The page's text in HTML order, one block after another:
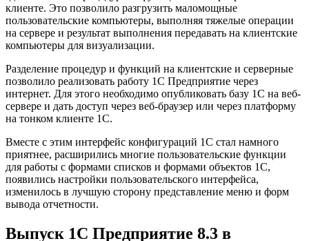
клиенте. Это позволило разгрузить маломощные
пользовательские компьютеры, выполняя тяжелые операции
на сервере и результат выполнения передавать на клиентские
компьютеры для визуализации.
Разделение процедур и функций на клиентские и серверные
позволило реализовать работу 1С Предприятие через
интернет. Для этого необходимо опубликовать базу 1С на веб-
сервере и дать доступ через веб-браузер или через платформу
на тонком клиенте 1С.
Вместе с этим интерфейс конфигураций 1С стал намного
приятнее, расширились многие пользовательские функции
для работы с формами списков и формами объектов 1С,
появились настройки пользовательского интерфейса,
изменилось в лучшую сторону представление меню и форм
вывода отчетности.
Выпуск 1С Предприятие 8.3 в